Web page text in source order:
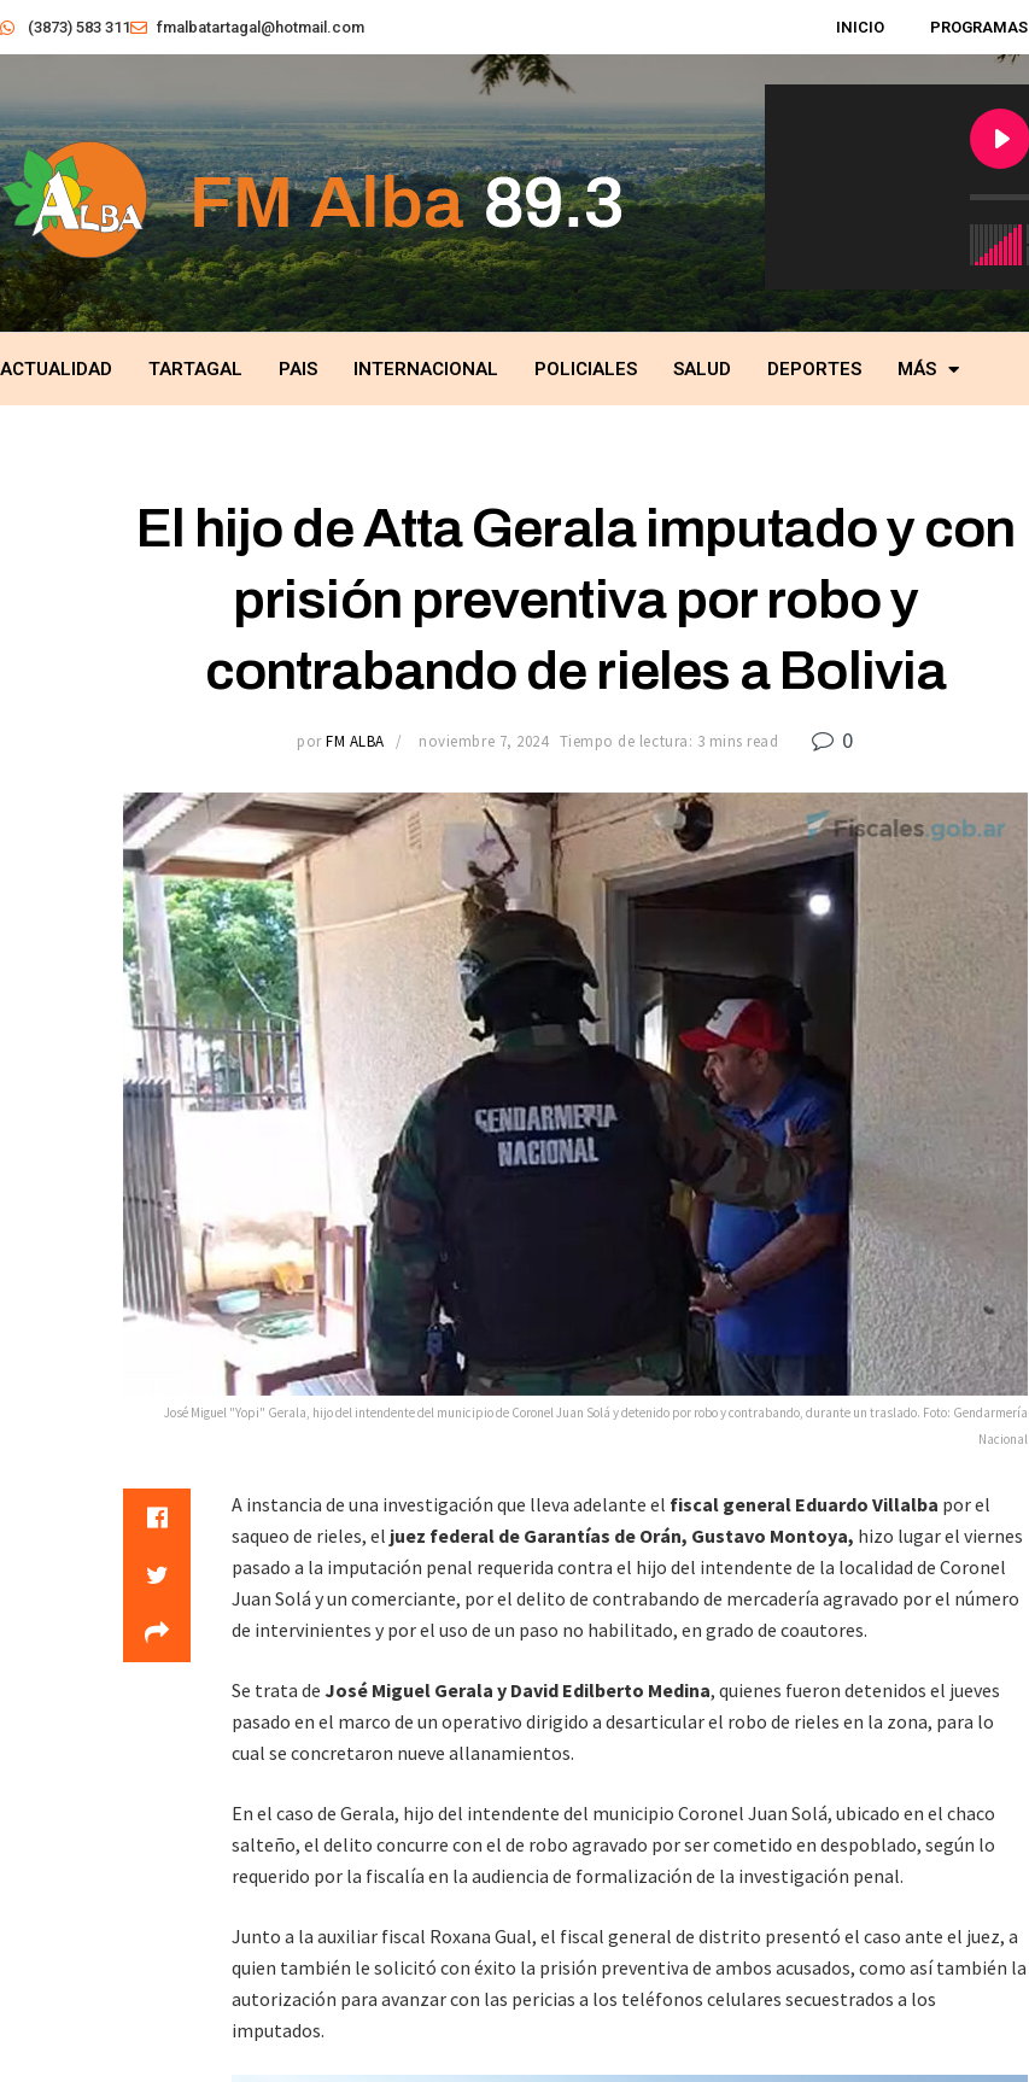
(3873) 583 311 fmalbatartagal@hotmail.com INICIO PROGRAMAS
ACTUALIDAD TARTAGAL PAIS INTERNACIONAL POLICIALES SALUD DEPORTES MÁS
El hijo de Atta Gerala imputado y con
prisión preventiva por robo y
contrabando de rieles a Bolivia
por FM ALBA noviembre 7, 2024 Tiempo de lectura: 3 mins read 0
José Miguel "Yopi" Gerala, hijo del intendente del municipio de Coronel Juan Solá y detenido por robo y contrabando, durante un traslado. Foto: Gendarmería
Nacional
A instancia de una investigación que lleva adelante el fiscal general Eduardo Villalba por el
saqueo de rieles, el juez federal de Garantías de Orán, Gustavo Montoya, hizo lugar el viernes
pasado a la imputación penal requerida contra el hijo del intendente de la localidad de Coronel
Juan Solá y un comerciante, por el delito de contrabando de mercadería agravado por el número
de intervinientes y por el uso de un paso no habilitado, en grado de coautores.
Se trata de José Miguel Gerala y David Edilberto Medina, quienes fueron detenidos el jueves
pasado en el marco de un operativo dirigido a desarticular el robo de rieles en la zona, para lo
cual se concretaron nueve allanamientos.
En el caso de Gerala, hijo del intendente del municipio Coronel Juan Solá, ubicado en el chaco
salteño, el delito concurre con el de robo agravado por ser cometido en despoblado, según lo
requerido por la fiscalía en la audiencia de formalización de la investigación penal.
Junto a la auxiliar fiscal Roxana Gual, el fiscal general de distrito presentó el caso ante el juez, a
quien también le solicitó con éxito la prisión preventiva de ambos acusados, como así también la
autorización para avanzar con las pericias a los teléfonos celulares secuestrados a los
imputados.